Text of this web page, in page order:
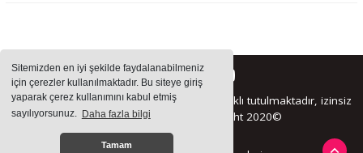
Sitemizden en iyi şekilde faydalanabilmeniz
için çerezler kullanılmaktadır. Bu siteye giriş
yaparak çerez kullanımını kabul etmiş
sayılıyorsunuz. Daha fazla bilgi
Tamam
Sitemizde bulunan içeriklerin tüm hakları saklı tutulmaktadır, izinsiz
içerikler kullanılamaz. Copyright 2020©